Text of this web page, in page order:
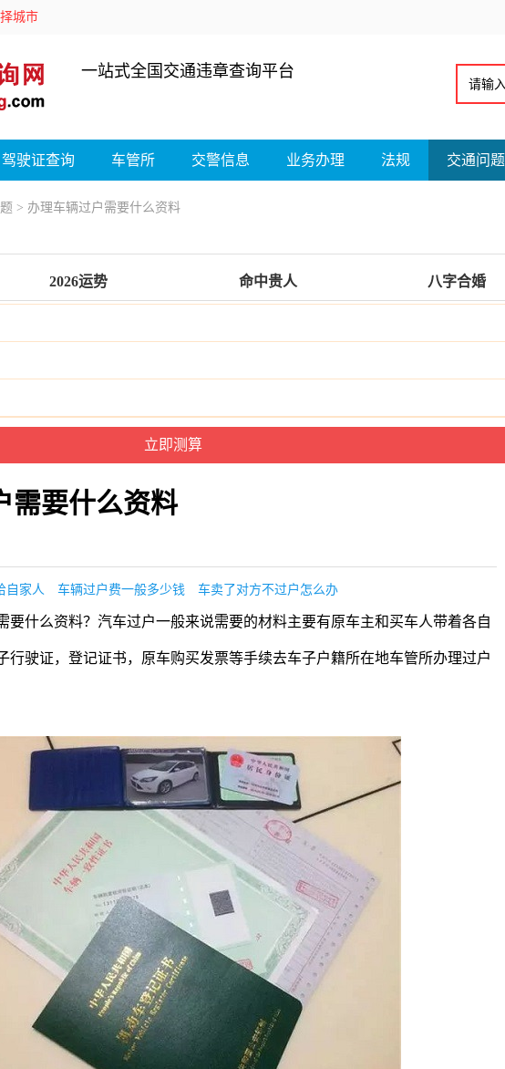
城市
一站式全国交通违章查询平台
驾驶证查询 车管所 交警信息 业务办理 法规 交通问题
> 办理车辆过户需要什么资料
2026运势 命中贵人 八字合婚
需要什么资料
自家人 车辆过户费一般多少钱 车卖了对方不过户怎么办
要什么资料？汽车过户一般来说需要的材料主要有原车主和买车人带着各自
行驶证，登记证书，原车购买发票等手续去车子户籍所在地车管所办理过户